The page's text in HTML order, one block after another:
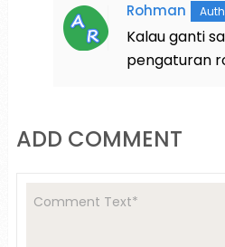
Rohman
Kalau ganti
pengaturan
ADD COMMENT